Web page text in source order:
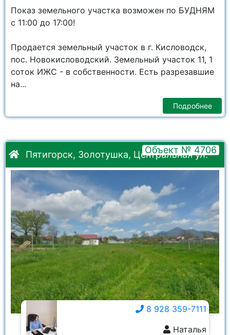
Показ земельного участка возможен по БУДНЯМ
с 11:00 до 17:00!
Продается земельный участок в г. Кисловодск,
пос. Новокисловодский. Земельный участок 11, 1
соток ИЖС - в собственности. Есть разрезавшие
на...
Подробнее
Пятигорск, Золотушка, Центральная ул.
Объект № 4706
8 928 359-7111
Наталья